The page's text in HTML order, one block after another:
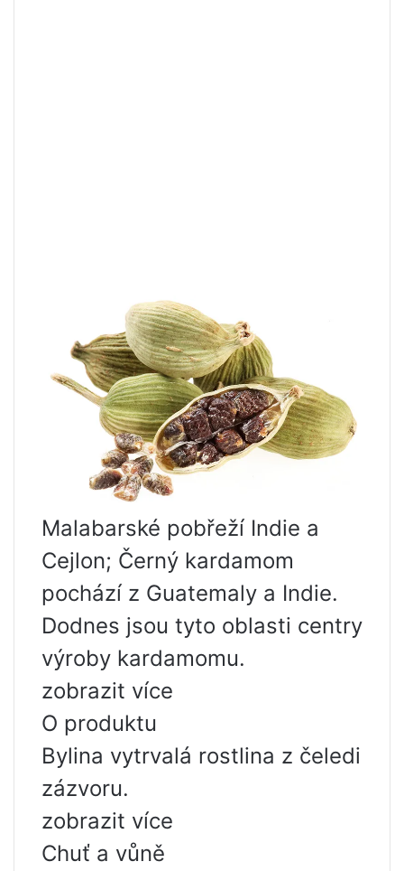
Malabarské pobřeží Indie a
Cejlon; Černý kardamom
pochází z Guatemaly a Indie.
Dodnes jsou tyto oblasti centry
výroby kardamomu.
zobrazit více
O produktu
Bylina vytrvalá rostlina z čeledi
zázvoru.
zobrazit více
Chuť a vůně